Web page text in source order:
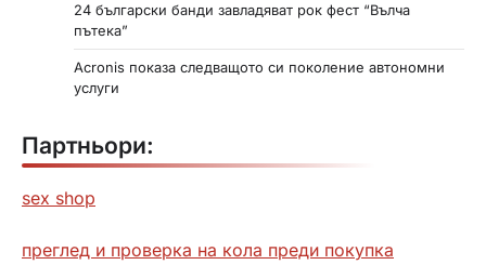
24 български банди завладяват рок фест “Вълча
пътека”
Acronis показа следващото си поколение автономни
услуги
Партньори:
sex shop
преглед и проверка на кола преди покупка